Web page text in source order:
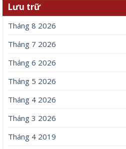
Lưu trữ
Tháng 8 2026
Tháng 7 2026
Tháng 6 2026
Tháng 5 2026
Tháng 4 2026
Tháng 3 2026
Tháng 4 2019